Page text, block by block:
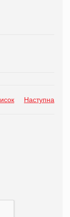
Наступна